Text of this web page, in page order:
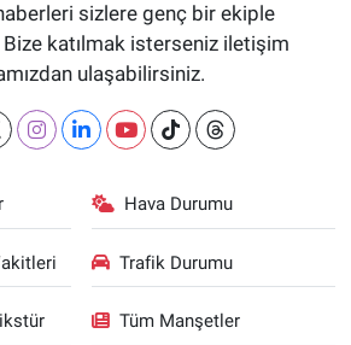
sizlere genç bir ekiple
Bize katılmak isterseniz iletişim
ulaşabilirsiniz.
Hava Durumu
Trafik Durumu
Tüm Manşetler